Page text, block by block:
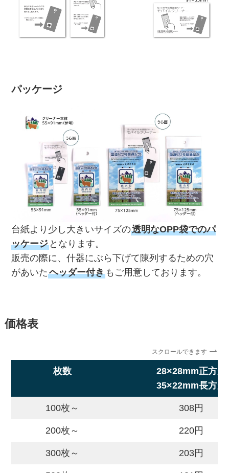
パッケージ
台紙より少し大きいサイズの透明なOPP袋でのパ
ッケージ となります。
販売の際に、什器にぶら下げて陳列するための穴
があいたヘッダー付き もご用意しております。
価格表
スクロールできます
枚数
28×28mm正方形
35×22mm長方形
100枚～ 308円
200枚～ 220円
300枚～ 203円